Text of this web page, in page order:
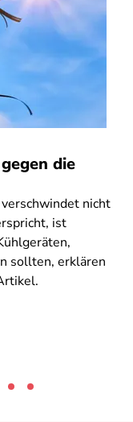
die
nicht
ist
sollten, erklären